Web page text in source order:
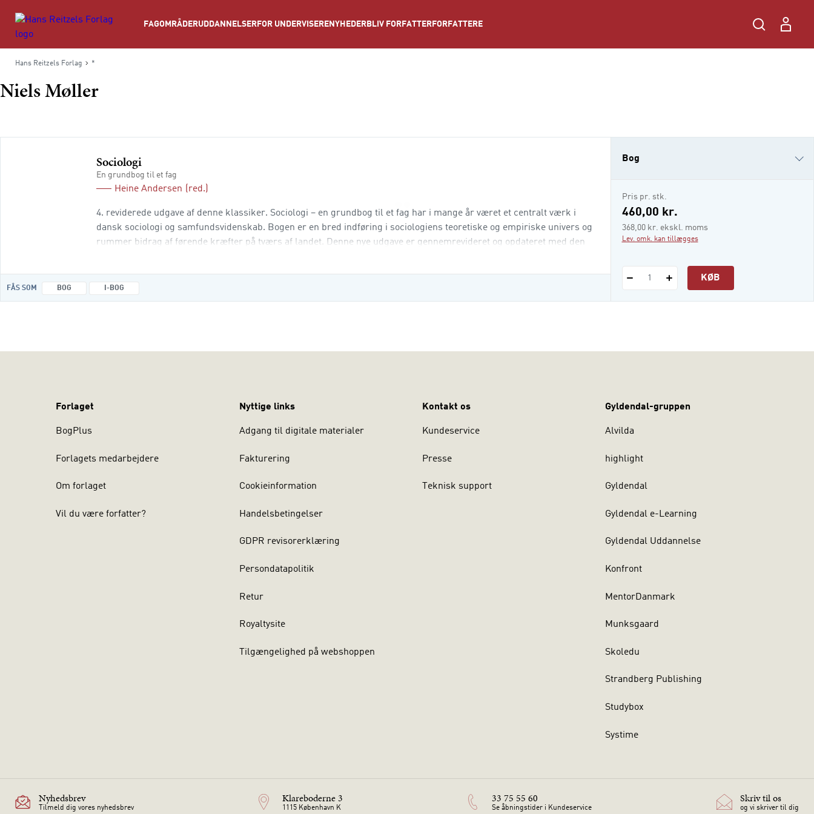
FAGOMRÅDERUDDANNELSER FOR UNDERVISERE NYHEDER BLIV FORFATTER FORFATTERE
Hans Reitzels Forlag *
Niels Møller
Sociologi
En grundbog til et fag
Heine Andersen (red.)
4. reviderede udgave af denne klassiker. Sociologi – en grundbog til et fag har i mange år været et centralt værk i
dansk sociologi og samfundsvidenskab. Bogen er en bred indføring i sociologiens teoretiske og empiriske univers og
rummer bidrag af førende kræfter på tværs af landet. Denne nye udgave er gennemrevideret og opdateret med den
FÅS SOM BOG I-BOG
Bog
i-bog
Pris pr. stk.
460,00 kr.
368,00 kr. ekskl. moms
Lev. omk. kan tillægges
1 KØB
Forlaget
BogPlus
Forlagets medarbejdere
Om forlaget
Vil du være forfatter?
Nyttige links
Adgang til digitale materialer
Fakturering
Cookieinformation
Handelsbetingelser
GDPR revisorerklæring
Persondatapolitik
Retur
Royaltysite
Tilgængelighed på webshoppen
Kontakt os
Kundeservice
Presse
Teknisk support
Gyldendal-gruppen
Alvilda
highlight
Gyldendal
Gyldendal e-Learning
Gyldendal Uddannelse
Konfront
MentorDanmark
Munksgaard
Skoledu
Strandberg Publishing
Studybox
Systime
Nyhedsbrev
Tilmeld dig vores nyhedsbrev
Klareboderne 3
1115 København K
33 75 55 60
Se åbningstider i Kundeservice
Skriv til os
og vi skriver til dig